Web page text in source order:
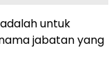
untuk
jabatan yang